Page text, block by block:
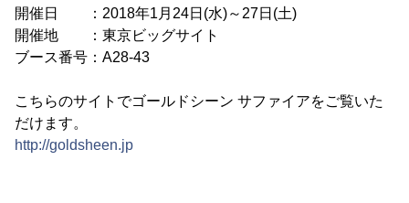
開催日 ：2018年1月24日(水)～27日(土)
開催地 ：東京ビッグサイト
ブース番号：A28-43
こちらのサイトでゴールドシーン サファイアをご覧いた
だけます。
http://goldsheen.jp